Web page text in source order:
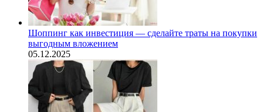
Шоппинг как инвестиция — сделайте траты на покупки
выгодным вложением
05.12.2025